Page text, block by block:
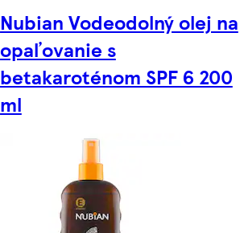
Nubian Vodeodolný olej na
opaľovanie s
betakaroténom SPF 6 200
ml